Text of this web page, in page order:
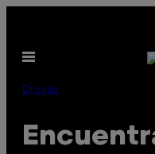
contenido
Abrir
Drogas